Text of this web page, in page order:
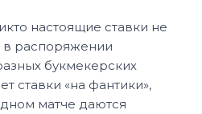
настоящие ставки не
в распоряжении
букмекерских
ставки «на фантики»,
матче даются